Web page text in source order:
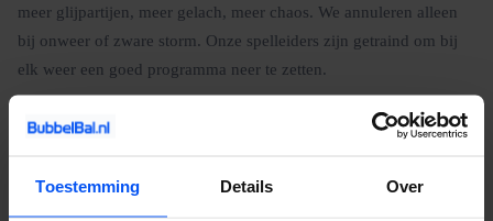
Toestemming Details Over
meer glijpartijen, meer gelach, meer chaos. We annuleren alleen
bij onweer of zware storm. Onze spelleiders zijn getraind om bij
elk weer een goed programma neer te zetten.
Boeken is simpel: neem contact op via de website, geef het aantal
spelers, de gewenste datum en de locatie door, en wij regelen de
hoort binnen 24 uur van ons.